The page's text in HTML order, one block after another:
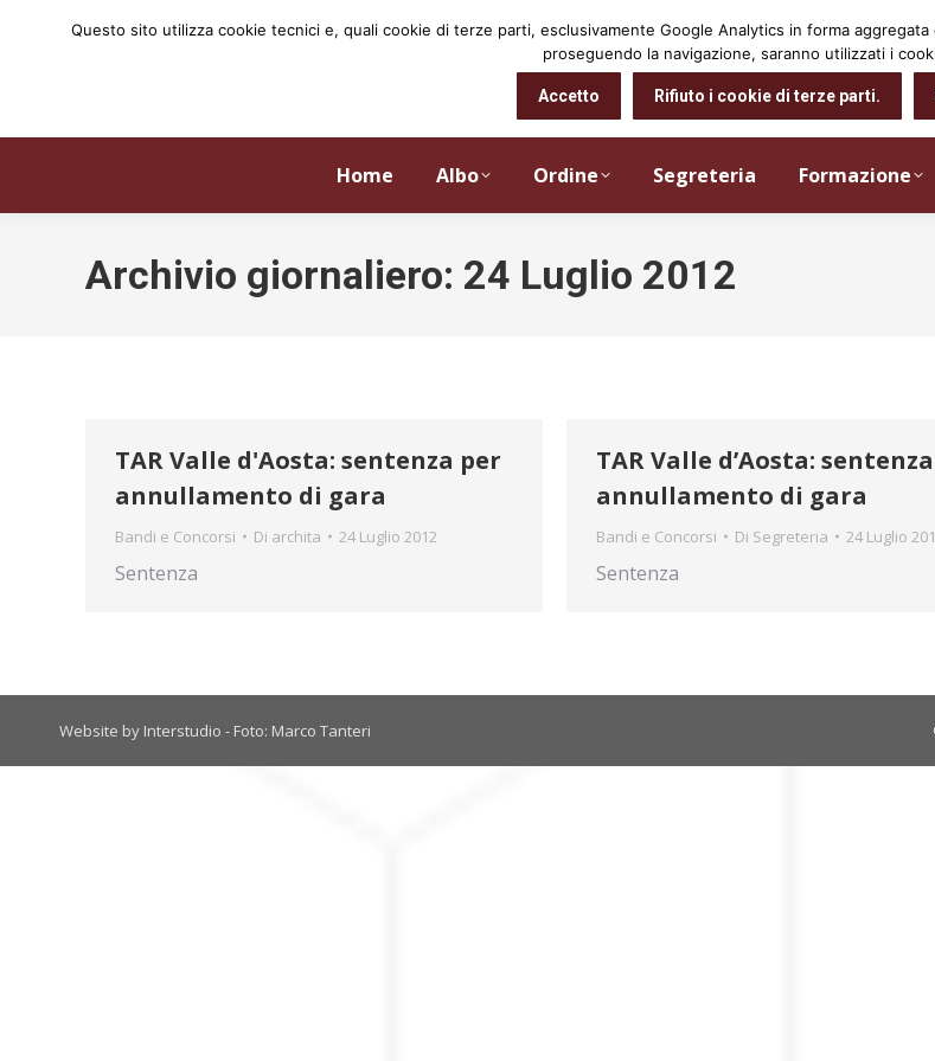
Home Albo Ordine Segreteria Formazione
Archivio giornaliero: 24 Luglio 2012
TAR Valle d'Aosta: sentenza per
annullamento di gara
Bandi e Concorsi Di archita 24 Luglio 2012
Sentenza
TAR Valle d’Aosta:
annullamento di gara
Bandi e Concorsi Di Segreteria 24 Luglio
Sentenza
Website by Interstudio - Foto: Marco Tanteri
Questo sito utilizza cookie tecnici e, quali cookie di terze parti, esclusivamente Google Analytics in forma
proseguendo la navigazione, saranno utilizzati i
Accetto Rifiuto i cookie di terze parti.